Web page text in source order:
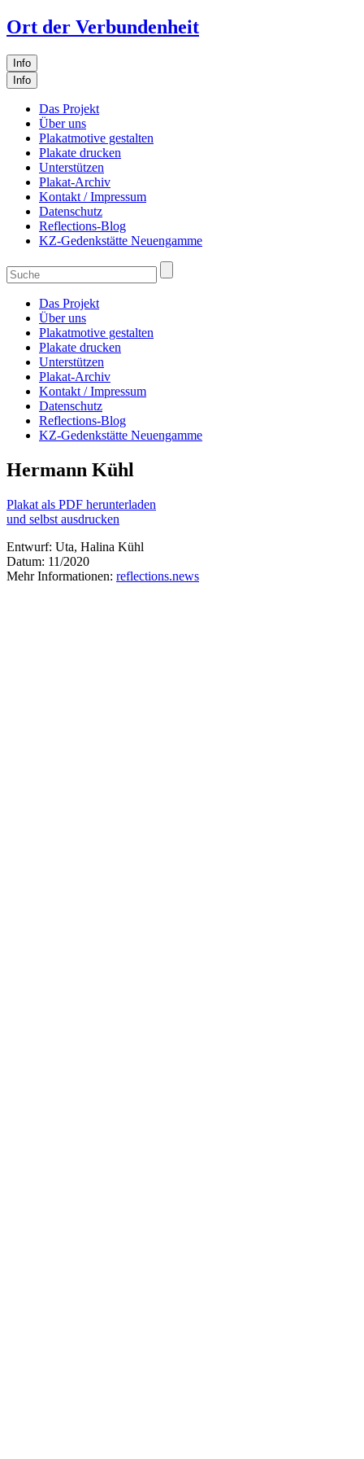
Ort der Verbundenheit
Info
Info
Das Projekt
Über uns
Plakatmotive gestalten
Plakate drucken
Unterstützen
Plakat-Archiv
Kontakt / Impressum
Datenschutz
Reflections-Blog
KZ-Gedenkstätte Neuengamme
Das Projekt
Über uns
Plakatmotive gestalten
Plakate drucken
Unterstützen
Plakat-Archiv
Kontakt / Impressum
Datenschutz
Reflections-Blog
KZ-Gedenkstätte Neuengamme
Hermann Kühl
Plakat als PDF herunterladen
und selbst ausdrucken
Entwurf: Uta, Halina Kühl
Datum: 11/2020
Mehr Informationen: reflections.news